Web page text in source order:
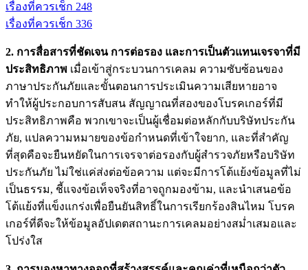
เรื่องที่ควรเช็ก 248
เรื่องที่ควรเช็ก 336
2. การสื่อสารที่ชัดเจน การต่อรอง และการเป็นตัวแทนเจรจาที่มี
ประสิทธิภาพ เมื่อเข้าสู่กระบวนการเคลม ความซับซ้อนของ
ภาษาประกันภัยและขั้นตอนการประเมินความเสียหายอาจ
ทำให้ผู้ประกอบการสับสน สัญญาณที่สองของโบรคเกอร์ที่มี
ประสิทธิภาพคือ พวกเขาจะเป็นผู้เชื่อมต่อหลักกับบริษัทประกัน
ภัย, แปลความหมายของข้อกำหนดที่เข้าใจยาก, และที่สำคัญ
ที่สุดคือจะยืนหยัดในการเจรจาต่อรองกับผู้สำรวจภัยหรือบริษัท
ประกันภัย ไม่ใช่แค่ส่งต่อข้อความ แต่จะมีการโต้แย้งข้อมูลที่ไม่
เป็นธรรม, ชี้แจงข้อเท็จจริงที่อาจถูกมองข้าม, และนำเสนอข้อ
โต้แย้งที่แข็งแกร่งเพื่อยืนยันสิทธิ์ในการเรียกร้องสินไหม โบรค
เกอร์ที่ดีจะให้ข้อมูลอัปเดตสถานะการเคลมอย่างสม่ำเสมอและ
โปร่งใส